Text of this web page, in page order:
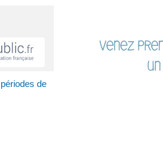
de